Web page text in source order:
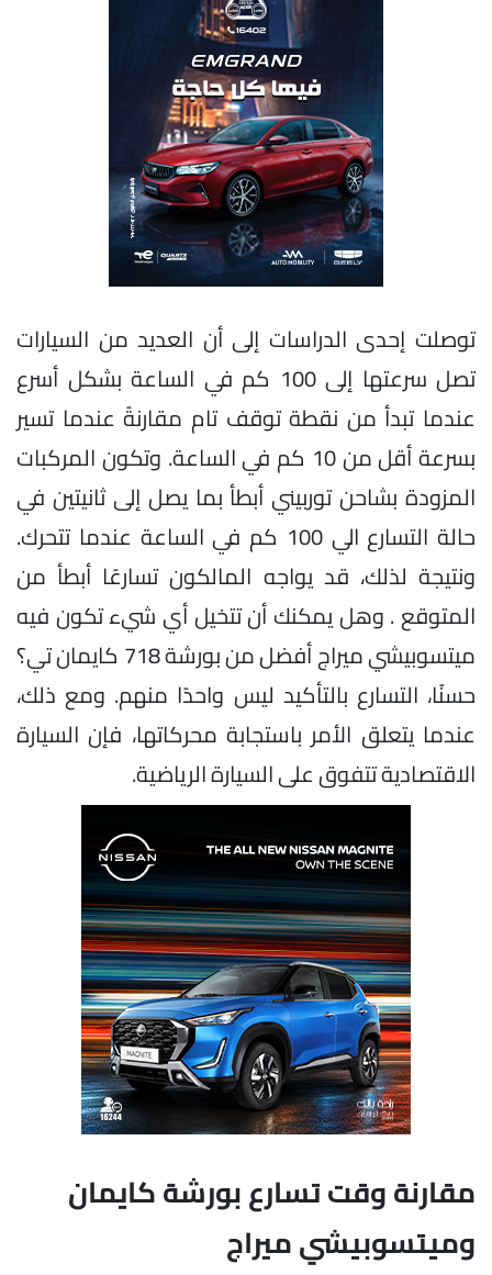
توصلت إحدى الدراسات إلى أن العديد من السيارات
تصل سرعتها إلى 100 كم في الساعة بشكل أسرع
عندما تبدأ من نقطة توقف تام مقارنةً عندما تسير
بسرعة أقل من 10 كم في الساعة. وتكون المركبات
المزودة بشاحن توربيني أبطأ بما يصل إلى ثانيتين في
حالة التسارع الي 100 كم في الساعة عندما تتحرك.
ونتيجة لذلك، قد يواجه المالكون تسارعًا أبطأ من
المتوقع . وهل يمكنك أن تتخيل أي شيء تكون فيه
ميتسوبيشي ميراج أفضل من بورشة 718 كايمان تي؟
حسنًا، التسارع بالتأكيد ليس واحدًا منهم. ومع ذلك،
عندما يتعلق الأمر باستجابة محركاتها، فإن السيارة
الاقتصادية تتفوق على السيارة الرياضية.
مقارنة وقت تسارع بورشة كايمان
وميتسوبيشي ميراج